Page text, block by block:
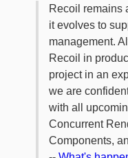
Recoil remains
it evolves to
management.
Recoil in
project in an
we are
with all
Concurrent
Components,